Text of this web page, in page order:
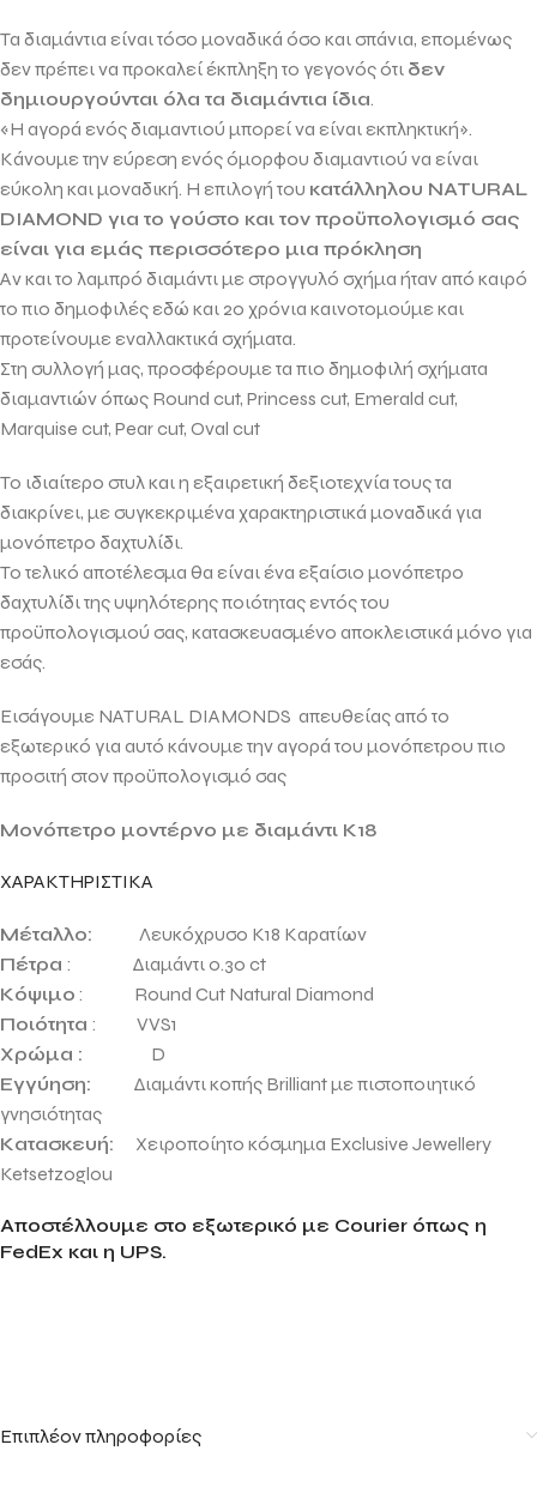
Τα διαμάντια είναι τόσο μοναδικά όσο και σπάνια, επομένως
δεν πρέπει να προκαλεί έκπληξη το γεγονός ότι δεν
δημιουργούνται όλα τα διαμάντια ίδια.
«Η αγορά ενός διαμαντιού μπορεί να είναι εκπληκτική».
Κάνουμε την εύρεση ενός όμορφου διαμαντιού να είναι
εύκολη και μοναδική. Η επιλογή του κατάλληλου NATURAL
DIAMOND για το γούστο και τον προϋπολογισμό σας
είναι για εμάς περισσότερο μια πρόκληση
Αν και το λαμπρό διαμάντι με στρογγυλό σχήμα ήταν από καιρό
το πιο δημοφιλές εδώ και 20 χρόνια καινοτομούμε και
προτείνουμε εναλλακτικά σχήματα.
Στη συλλογή μας, προσφέρουμε τα πιο δημοφιλή σχήματα
διαμαντιών όπως Round cut, Princess cut, Emerald cut,
Marquise cut, Pear cut, Oval cut
Το ιδιαίτερο στυλ και η εξαιρετική δεξιοτεχνία τους τα
διακρίνει, με συγκεκριμένα χαρακτηριστικά μοναδικά για
μονόπετρο δαχτυλίδι.
Το τελικό αποτέλεσμα θα είναι ένα εξαίσιο μονόπετρο
δαχτυλίδι της υψηλότερης ποιότητας εντός του
προϋπολογισμού σας, κατασκευασμένο αποκλειστικά μόνο για
εσάς.
Εισάγουμε NATURAL DIAMONDS απευθείας από το
εξωτερικό για αυτό κάνουμε την αγορά του μονόπετρου πιο
προσιτή στον προϋπολογισμό σας
Mονόπετρο μοντέρνο με διαμάντι Κ18
ΧΑΡΑΚΤΗΡΙΣΤΙΚΑ
Μέταλλο: Λευκόχρυσο Κ18 Καρατίων
Πέτρα : Διαμάντι 0.30 ct
Κόψιμο : Round Cut Natural Diamond
Ποιότητα : VVS1
Χρώμα : D
Εγγύηση: Διαμάντι κοπής Brilliant με πιστοποιητικό
γνησιότητας
Κατασκευή: Χειροποίητο κόσμημα Exclusive Jewellery
Ketsetzoglou
Αποστέλλουμε στο εξωτερικό με Courier όπως η
FedEx και η UPS.
Επιπλέον πληροφορίες